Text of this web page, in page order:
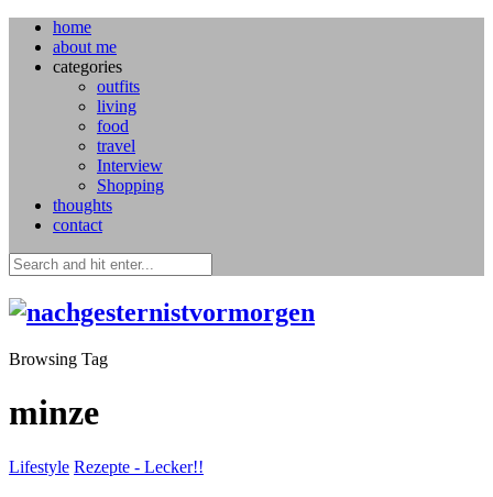
home
about me
categories
outfits
living
food
travel
Interview
Shopping
thoughts
contact
Browsing Tag
minze
Lifestyle Rezepte - Lecker!!